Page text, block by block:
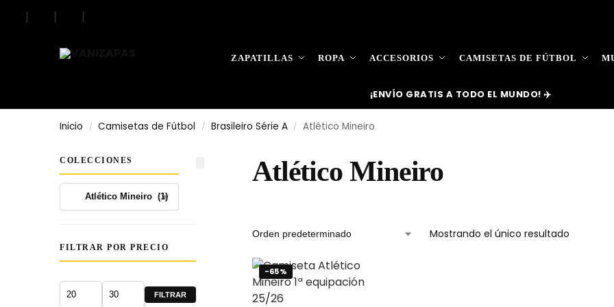
| | |
ZAPATILLAS ROPA ACCESORIOS CAMISETAS DE FÚTBOL
¡ENVÍO GRATIS A TODO EL MUNDO! ✈️
Inicio / Camisetas de Fútbol / Brasileiro Série A / Atlético Mineiro
Atlético Mineiro
Mostrando el único resultado
-65%
COLECCIONES
FILTRAR POR PRECIO
FILTRAR